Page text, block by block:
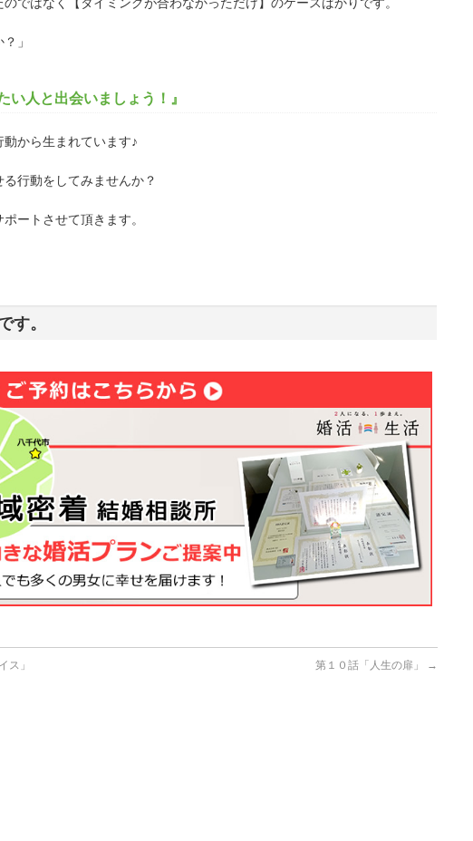
」
い人と出会いましょう！』
から生まれています♪
行動をしてみませんか？
ートさせて頂きます。
す。
ス」 第１０話「人生の扉」 →